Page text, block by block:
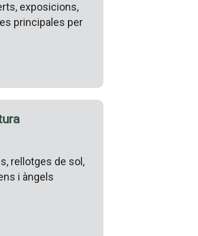
exposicions,
principales per
rellotges de sol,
i àngels